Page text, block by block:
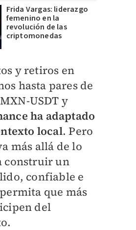
Frida Vargas: liderazgo
femenino en la
revolución de las
criptomonedas
y retiros en
hasta pares de
USDT y
ha adaptado
local. Pero
más allá de lo
construir un
confiable e
que más
del